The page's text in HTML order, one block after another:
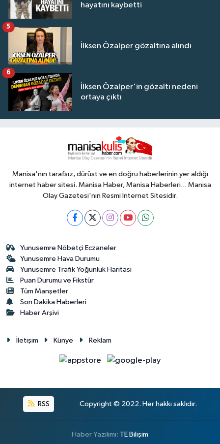
hayatını kaybetti
İlksen Özalper gözaltına alındı
5
İlksen Özalper'in gözaltı nedeni
ortaya çıktı
6
Manisa'nın tarafsız, dürüst ve en doğru haberlerinin yer aldığı
internet haber sitesi. Manisa Haber, Manisa Haberleri... Manisa
Olay Gazetesi'nin Resmi İnternet Sitesidir.
Yunusemre Nöbetçi Eczaneler
Yunusemre Hava Durumu
Yunusemre Trafik Yoğunluk Haritası
Puan Durumu ve Fikstür
Tüm Manşetler
Son Dakika Haberleri
Haber Arşivi
İletişim Künye Reklam
RSS Copyright © 2022. Her hakkı saklıdır.
Haber Yazılımı: TE Bilişim